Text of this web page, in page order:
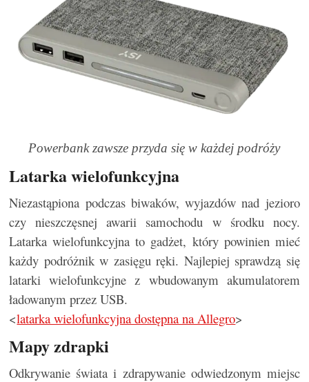
Powerbank zawsze przyda się w każdej podróży
Latarka wielofunkcyjna
Niezastąpiona podczas biwaków, wyjazdów nad jezioro
czy nieszczęsnej awarii samochodu w środku nocy.
Latarka wielofunkcyjna to gadżet, który powinien mieć
każdy podróżnik w zasięgu ręki. Najlepiej sprawdzą się
latarki wielofunkcyjne z wbudowanym akumulatorem
ładowanym przez USB.
<latarka wielofunkcyjna dostępna na Allegro>
Mapy zdrapki
Odkrywanie świata i zdrapywanie odwiedzonym miejsc